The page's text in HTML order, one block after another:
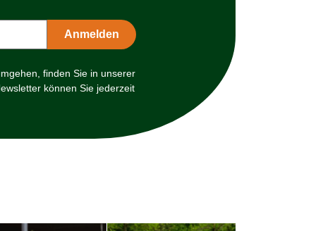
finden Sie in unserer
können Sie jederzeit